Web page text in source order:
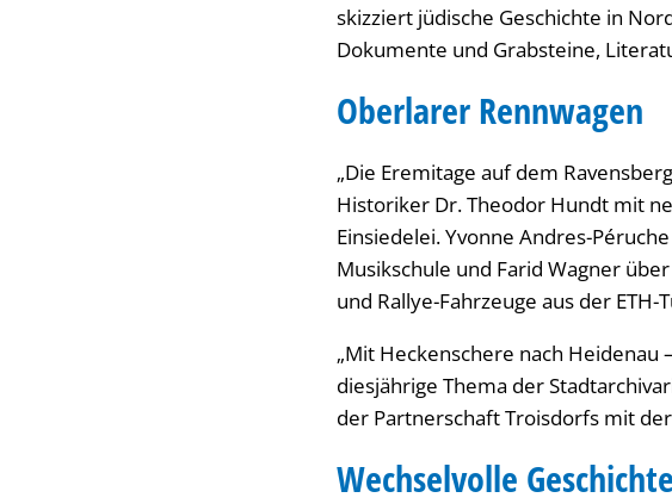
skizziert jüdische Geschichte in
Dokumente und Grabsteine,
Oberlarer Rennwagen
„Die Eremitage auf dem
Historiker Dr. Theodor Hundt mit
Einsiedelei. Yvonne Andres-
Musikschule und Farid Wagner
und Rallye-Fahrzeuge aus der
„Mit Heckenschere nach Heidenau
diesjährige Thema der
der Partnerschaft Troisdorfs mit
Wechselvolle Geschichte